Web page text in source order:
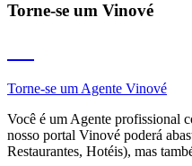
Torne-se um Vinové
Torne-se um Agente Vinové
Você é um Agente profissional
nosso portal Vinové poderá
Restaurantes, Hotéis), mas